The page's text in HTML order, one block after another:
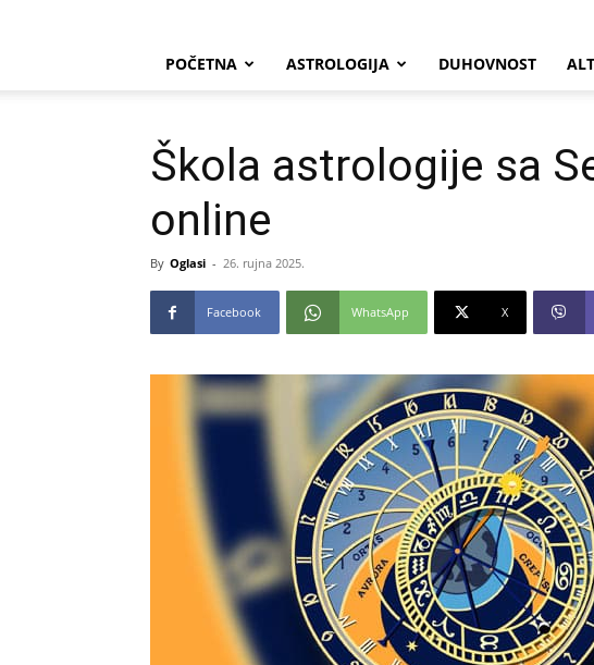
POČETNA ASTROLOGIJA DUHOVNOST
Škola astrologije sa
online
By Oglasi - 26. rujna 2025.
Facebook WhatsApp X